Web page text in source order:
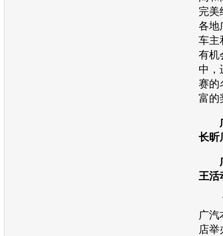
完美
各地
车主
有机
中，
赛的
富的
长昕
广
王活
７
广汽
店举